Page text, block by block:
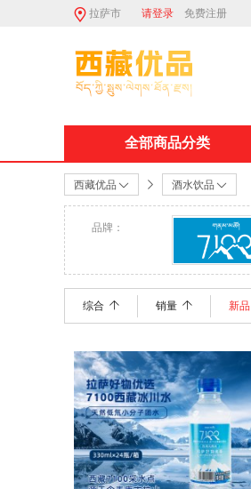
拉萨市 请登录 免费注册
全部商品分类
西藏优品 酒水饮品
品牌：
7100
综合 销量 新品